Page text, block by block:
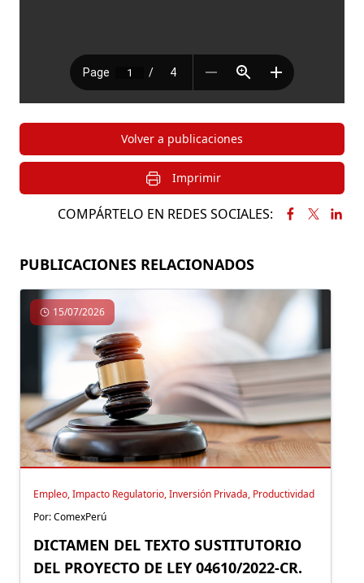
Volver a publicaciones
Imprimir
COMPÁRTELO EN REDES SOCIALES:
PUBLICACIONES RELACIONADOS
15/07/2026
Empleo, Impacto Regulatorio, Inversión Privada, Productividad
Por: ComexPerú
DICTAMEN DEL TEXTO SUSTITUTORIO
DEL PROYECTO DE LEY 04610/2022-CR.